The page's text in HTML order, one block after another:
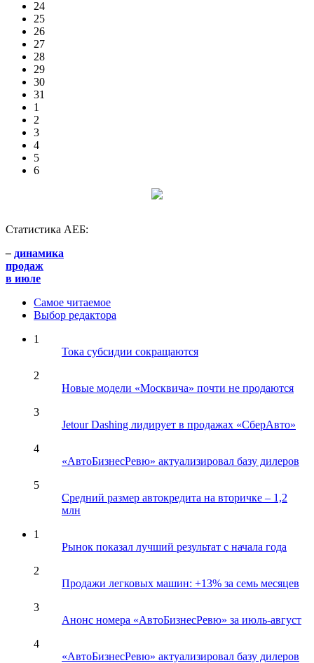
24
25
26
27
28
29
30
31
1
2
3
4
5
6
Статистика АЕБ:
– динамика
продаж
в июле
Самое читаемое
Выбор редактора
1
Тока субсидии сокращаются
2
Новые модели «Москвича» почти не продаются
3
Jetour Dashing лидирует в продажах «СберАвто»
4
«АвтоБизнесРевю» актуализировал базу дилеров
5
Средний размер автокредита на вторичке – 1,2
млн
1
Рынок показал лучший результат с начала года
2
Продажи легковых машин: +13% за семь месяцев
3
Анонс номера «АвтоБизнесРевю» за июль-август
4
«АвтоБизнесРевю» актуализировал базу дилеров